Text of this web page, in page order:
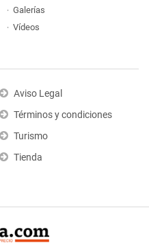
Galerías
Vídeos
Aviso Legal
Términos y condiciones
Turismo
Tienda